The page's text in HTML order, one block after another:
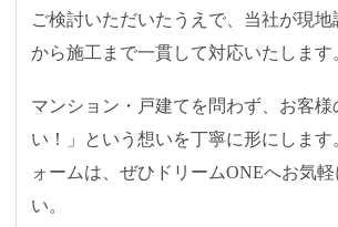
ご検討いただいたうえで、当社が現地
から施工まで一貫して対応いたします
マンション・戸建てを問わず、お客様
い！」という想いを丁寧に形にします
ォームは、ぜひドリームONEへお気
い。